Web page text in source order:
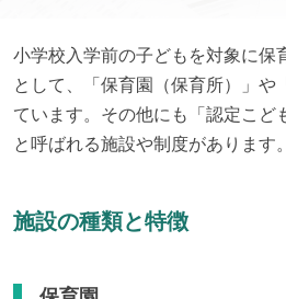
小学校入学前の子どもを対象に保
として、「保育園（保育所）」や
ています。その他にも「認定こど
と呼ばれる施設や制度があります。
施設の種類と特徴